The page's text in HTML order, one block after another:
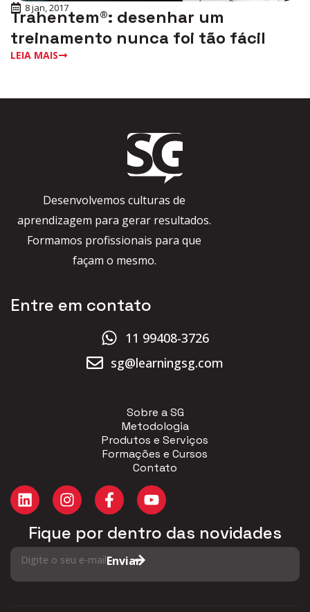
8 jan, 2017
Trahentem®: desenhar um
treinamento nunca foi tão fácil
LEIA MAIS
Desenvolvemos culturas de
aprendizagem para gerar resultados.
Formamos profissionais para que
façam o mesmo.
Entre em contato
11 99408-3726
sg@learningsg.com
Sobre a SG
Metodologia
Produtos e Serviços
Formações e Cursos
Contato
Fique por dentro das novidades
Digite o seu e-mailEnviar